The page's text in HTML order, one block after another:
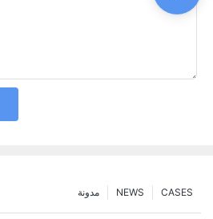
CASES
NEWS مدونة